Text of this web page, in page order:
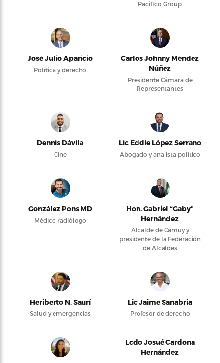
Pacifico Group
José Julio Aparicio
Política y derecho
Carlos Johnny Méndez
Núñez
Presidente Cámara de
Representantes
Dennis Dávila
Cine
Lic Eddie López Serrano
Abogado y analista político
González Pons MD
Médico radiólogo
Hon. Gabriel “Gaby”
Hernández
Alcalde de Camuy y
presidente de la Federación
de Alcaldes
Heriberto N. Saurí
Salud y emergencias
Lic Jaime Sanabria
Profesor de derecho
Lcdo Josué Cardona
Hernández